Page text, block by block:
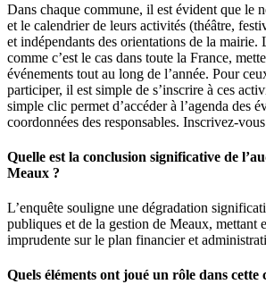
Dans chaque commune, il est évident que le
et le calendrier de leurs activités (théâtre,
et indépendants des orientations de la mairie.
comme c’est le cas dans toute la France,
événements tout au long de l’année. Pour
participer, il est simple de s’inscrire à ces
simple clic permet d’accéder à l’agenda des
coordonnées des responsables. Inscrivez-
Quelle est la conclusion significative de
Meaux ?
L’enquête souligne une dégradation
publiques et de la gestion de Meaux, mettant
imprudente sur le plan financier et
Quels éléments ont joué un rôle dans cette